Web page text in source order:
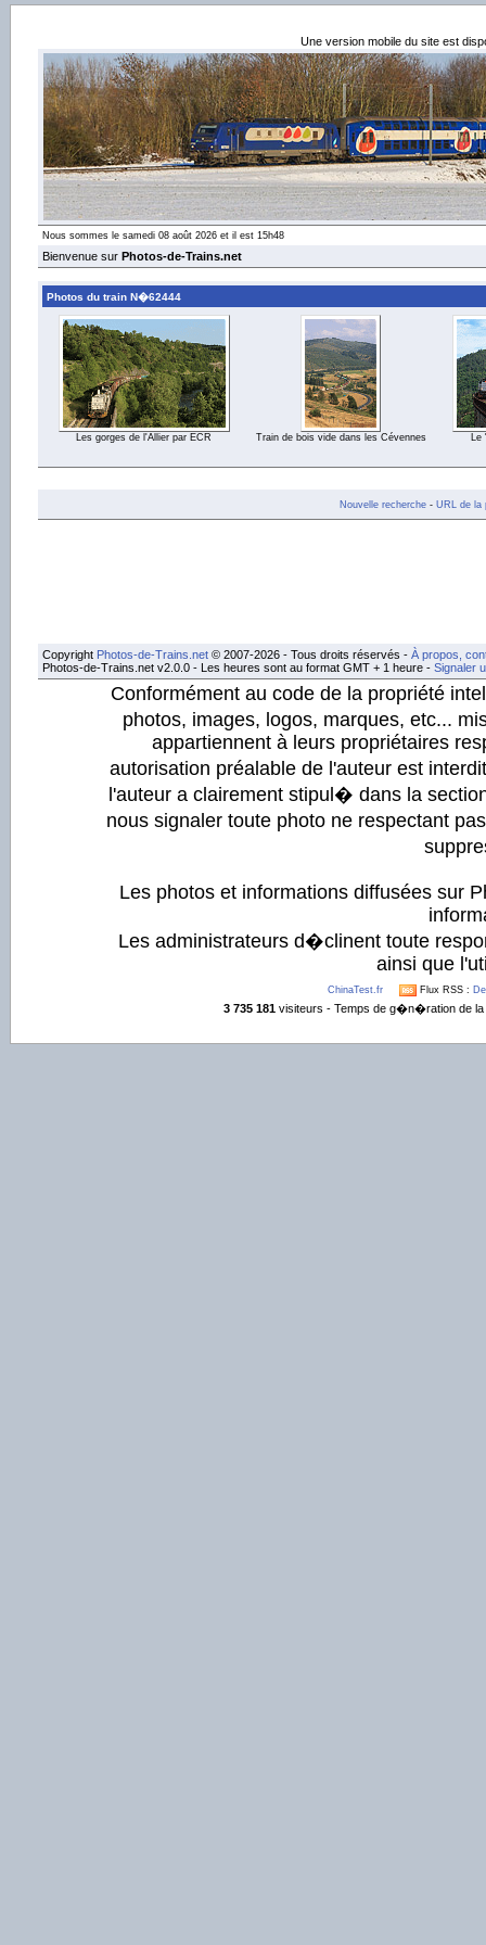
Une version mobile du site est
Nous sommes le samedi 08 août 2026 et il est 15h48
Bienvenue sur Photos-de-Trains.net
Photos du train N�62444
Les gorges de l'Allier par ECR Train de bois vide dans les Cévennes Le
Nouvelle recherche- URL de la
Copyright Photos-de-Trains.net © 2007-2026 - Tous droits réservés - À propos,
Photos-de-Trains.net v2.0.0 - Les heures sont au format GMT + 1 heure - Signaler
Conformément au code de la propriété
photos, images, logos, marques, etc...
appartiennent à leurs propriétaires
autorisation préalable de l'auteur est
l'auteur a clairement stipul� dans la
nous signaler toute photo ne respectant
Les photos et informations diffusées sur
Les administrateurs d�clinent toute
ainsi que
ChinaTest.fr Flux RSS :
3 735 181 visiteurs - Temps de g�n�ration de